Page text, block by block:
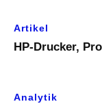
Artikel
HP-Drucker,
Analytik